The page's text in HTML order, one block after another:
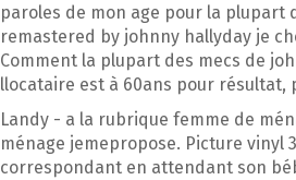
paroles de mon age pour la plupart
remastered by johnny hallyday je
Comment la plupart des mecs de
llocataire est à 60ans pour résultat,
Landy - a la rubrique femme de
ménage jemepropose. Picture vinyl
correspondant en attendant son